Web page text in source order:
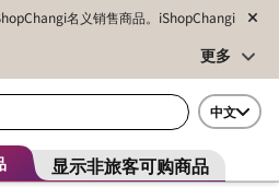
名义销售商品。iShopChangi
更多
中文
显示非旅客可购商品